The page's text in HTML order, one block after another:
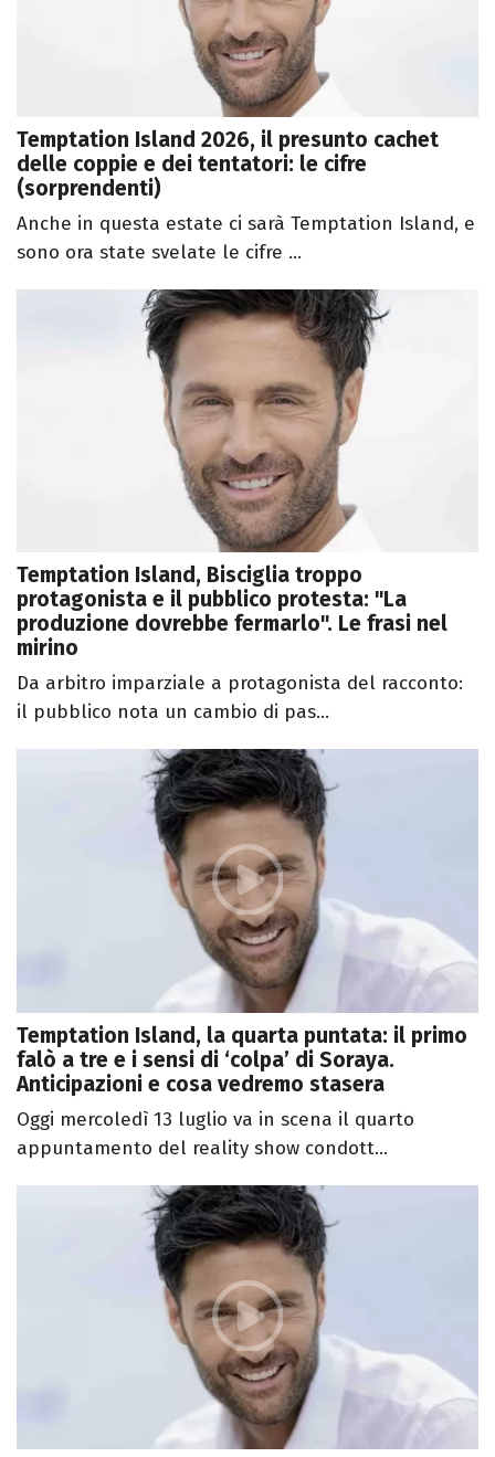
Temptation Island 2026, il presunto cachet
delle coppie e dei tentatori: le cifre
(sorprendenti)
Anche in questa estate ci sarà Temptation Island, e
sono ora state svelate le cifre ...
Temptation Island, Bisciglia troppo
protagonista e il pubblico protesta: "La
produzione dovrebbe fermarlo". Le frasi nel
mirino
Da arbitro imparziale a protagonista del racconto:
il pubblico nota un cambio di pas...
Temptation Island, la quarta puntata: il primo
falò a tre e i sensi di ‘colpa’ di Soraya.
Anticipazioni e cosa vedremo stasera
Oggi mercoledì 13 luglio va in scena il quarto
appuntamento del reality show condott...